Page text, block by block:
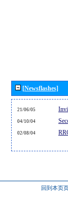
[Newsflashes]
21/06/05
04/10/04
02/08/04
回到本页